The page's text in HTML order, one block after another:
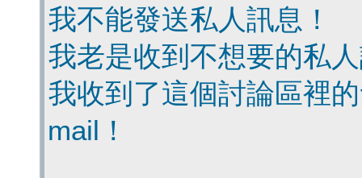
我不能發送私人訊息！
我老是收到不想要的私
我收到了這個討論區裡
mail！